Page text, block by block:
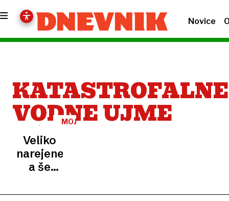
Novice
KATASTROFALNE
VODNE UJME
MOJCA
Veliko
narejenega,
a še
ne